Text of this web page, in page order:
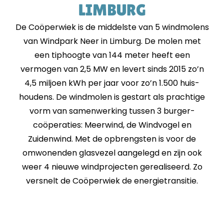
LIMBURG
De Coöperwiek is de middelste van 5 wind­molens
van Windpark Neer in Limburg. De molen met
een tip­hoogte van 144 meter heeft een
vermogen van 2,5 MW en levert sinds 2015 zo’n
4,5 miljoen kWh per jaar voor zo’n 1.500 huis­
houdens. De wind­molen is gestart als prachtige
vorm van samen­werking tussen 3 burger­
coöperaties: Meerwind, de Windvogel en
Zuidenwind. Met de opbrengsten is voor de
omwonenden glas­vezel aangelegd en zijn ook
weer 4 nieuwe wind­projecten gerealiseerd. Zo
versnelt de Coöperwiek de energie­transitie.